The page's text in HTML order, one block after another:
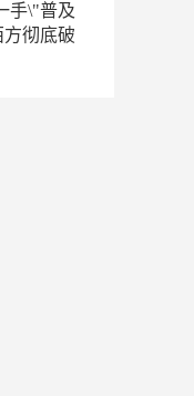
手\"普及
彻底破